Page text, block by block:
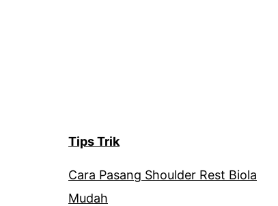
Tips Trik
Cara Pasang Shoulder Rest Biola
Mudah